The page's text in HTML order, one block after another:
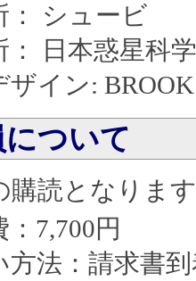
： シュービ
： 日本惑星科
ザイン: BROOK
ついて
購読となりま
7,700円
方法：請求書